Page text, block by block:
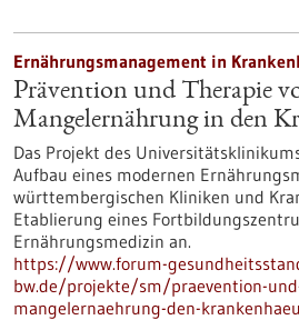
Ernährungsmanagement in
Prävention und Therapie
Mangelernährung in den
Das Projekt des
Aufbau eines modernen
württembergischen Kliniken und
Etablierung eines
Ernährungsmedizin an.
https://www.forum-
bw.de/projekte/sm/praevention-
mangelernaehrung-den-